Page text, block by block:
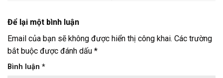
Để lại một bình luận
Email của bạn sẽ không được hiển thị công khai. Các trường
bắt buộc được đánh dấu *
Bình luận *